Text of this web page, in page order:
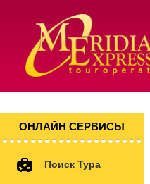
ОНЛАЙН СЕРВИСЫ
Поиск Тура